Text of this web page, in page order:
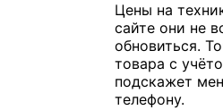
Цены на
сайте они не
обновиться.
товара с
подскажет
телефону.